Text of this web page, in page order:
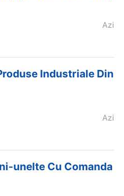
Azi
Industriale Din
Azi
unelte Cu Comanda